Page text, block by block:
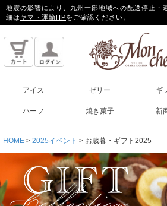
地震の影響により、九州一部地域への配送停止・
細はヤマト運輸HPをご確認ください。
アイス ゼリー ギ
ハーフ 焼き菓子 新
HOME 2025イベント お歳暮・ギフト2025